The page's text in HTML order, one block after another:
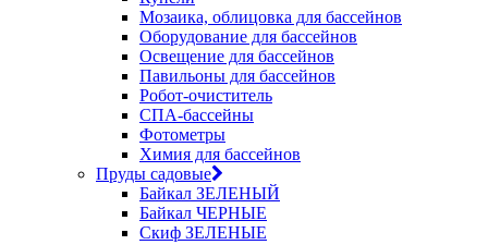
Мозаика, облицовка для бассейнов
Оборудование для бассейнов
Освещение для бассейнов
Павильоны для бассейнов
Робот-очиститель
СПА-бассейны
Фотометры
Химия для бассейнов
Пруды садовые
Байкал ЗЕЛЕНЫЙ
Байкал ЧЕРНЫЕ
Скиф ЗЕЛЕНЫЕ